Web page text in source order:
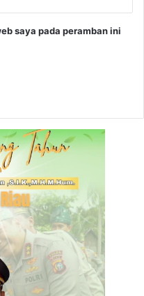
saya pada peramban ini